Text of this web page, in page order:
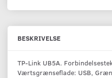
BESKRIVELSE
TP-Link UB5A.
Værtsgrænseflade: USB,